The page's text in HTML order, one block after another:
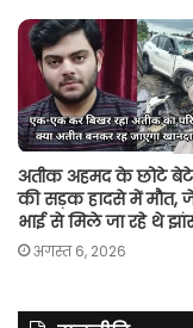
अतीक अहमद के छोटे
की सड़क हादसे में मौत,
भाई से मिले जा रहे थे
अगस्त 6, 2026